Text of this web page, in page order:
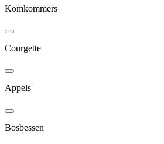
Komkommers
Courgette
Appels
Bosbessen